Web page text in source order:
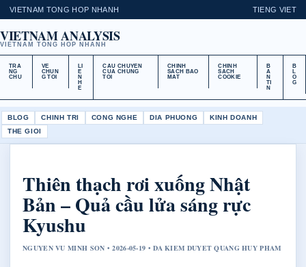
VIETNAM TONG HOP NHANH TIENG VIET
VIETNAM ANALYSIS
VIETNAM TONG HOP NHANH
TRA
NG
CHU
VE
CHUN
G TOI
LI
E
N
H
E
CAU CHUYEN
CUA CHUNG
TOI
CHINH
SACH BAO
MAT
CHINH
SACH
COOKIE
B
A
N
TI
N
B
L
O
G
BLOG CHINH TRI CONG NGHE DIA PHUONG
KINH DOANH
THE GIOI
Thiên thạch rơi xuống Nhật
Bản – Quả cầu lửa sáng rực
Kyushu
NGUYEN VU MINH SON • 2026-05-19 • DA KIEM DUYET QUANG HUY PHAM